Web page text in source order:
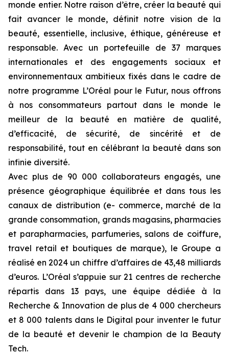
monde entier. Notre raison d’être, créer la beauté qui
fait avancer le monde, définit notre vision de la
beauté, essentielle, inclusive, éthique, généreuse et
responsable. Avec un portefeuille de 37 marques
internationales et des engagements sociaux et
environnementaux ambitieux fixés dans le cadre de
notre programme L’Oréal pour le Futur, nous offrons
à nos consommateurs partout dans le monde le
meilleur de la beauté en matière de qualité,
d’efficacité, de sécurité, de sincérité et de
responsabilité, tout en célébrant la beauté dans son
infinie diversité.
Avec plus de 90 000 collaborateurs engagés, une
présence géographique équilibrée et dans tous les
canaux de distribution (e- commerce, marché de la
grande consommation, grands magasins, pharmacies
et parapharmacies, parfumeries, salons de coiffure,
travel retail et boutiques de marque), le Groupe a
réalisé en 2024 un chiffre d’affaires de 43,48 milliards
d’euros. L’Oréal s’appuie sur 21 centres de recherche
répartis dans 13 pays, une équipe dédiée à la
Recherche & Innovation de plus de 4 000 chercheurs
et 8 000 talents dans le Digital pour inventer le futur
de la beauté et devenir le champion de la Beauty
Tech.